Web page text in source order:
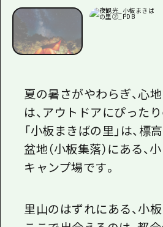
夏の暑さがやわらぎ、心
は、アウトドアにぴったり
「小板まきばの里」は、
盆地（小板集落）にある、
キャンプ場です。
里山のはずれにある、小